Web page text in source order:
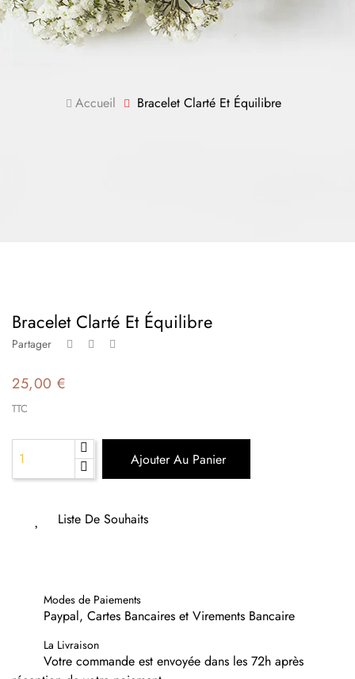
Accueil Bracelet Clarté Et Équilibre
Bracelet Clarté Et Équilibre
Partager
25,00 €
TTC
Ajouter Au Panier
Liste De Souhaits
Modes de Paiements
Paypal, Cartes Bancaires et Virements Bancaire
La Livraison
Votre commande est envoyée dans les 72h après